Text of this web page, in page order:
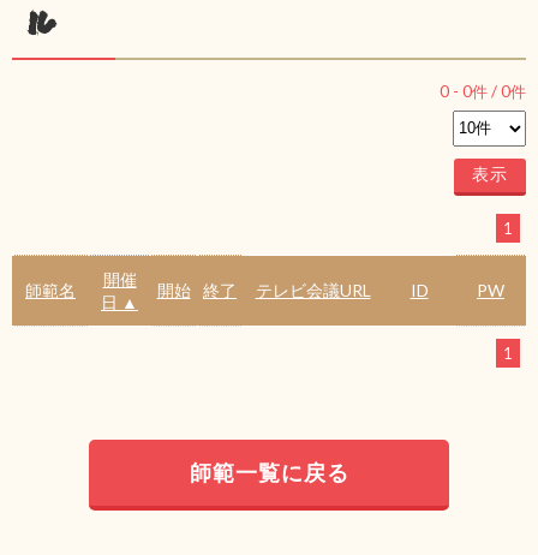
ル
0 - 0件 /0件
1
師範名
開催
日 ▲
開始 終了 テレビ会議URL ID PW
1
師範一覧に戻る